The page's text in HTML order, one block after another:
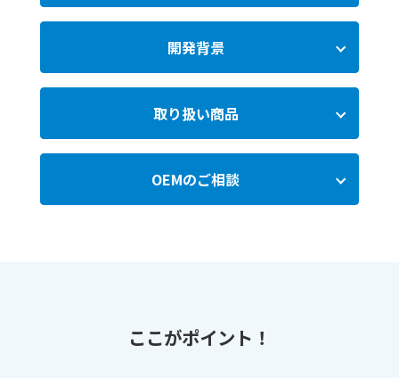
開発背景
取り扱い商品
OEMのご相談
ここがポイント！